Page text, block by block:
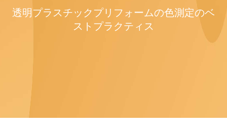
透明プラスチックプリフォームの色測定のベ
ストプラクティス